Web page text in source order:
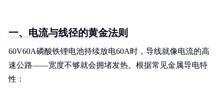
一、电流与线径的黄金法则
60V60A磷酸铁锂电池持续放电60A时，导线就像电流的高
速公路——宽度不够就会拥堵发热。根据常见金属导电特
性：